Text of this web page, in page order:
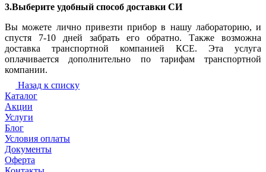
3.Выберите удобный способ доставки СИ
Вы можете лично привезти прибор в нашу лабораторию, и
спустя 7-10 дней забрать его обратно. Также возможна
доставка транспортной компанией КСЕ. Эта услуга
оплачивается дополнительно по тарифам транспортной
компании.
Назад к списку
Каталог
Акции
Услуги
Блог
Условия оплаты
Документы
Оферта